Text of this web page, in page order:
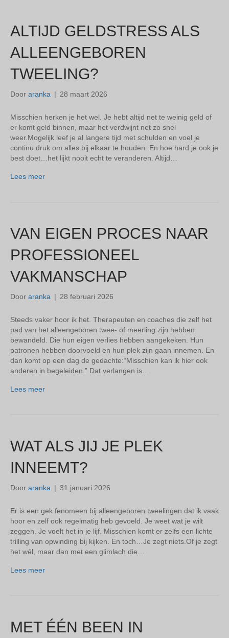
ALTIJD GELDSTRESS ALS
ALLEENGEBOREN
TWEELING?
Door aranka | 28 maart 2026
Misschien herken je het wel. Je hebt altijd net te weinig geld of
er komt geld binnen, maar het verdwijnt net zo snel
weer.Mogelijk leef je al langere tijd met schulden en voel je
continu druk om alles bij elkaar te houden. En hoe hard je ook je
best doet…het lijkt nooit echt te veranderen. Altijd…
Lees meer
VAN EIGEN PROCES NAAR
PROFESSIONEEL
VAKMANSCHAP
Door aranka | 28 februari 2026
Steeds vaker hoor ik het. Therapeuten en coaches die zelf het
pad van het alleengeboren twee- of meerling zijn hebben
bewandeld. Die hun eigen verlies hebben aangekeken. Hun
patronen hebben doorvoeld en hun plek zijn gaan innemen. En
dan komt op een dag de gedachte:“Misschien kan ik hier ook
anderen in begeleiden.” Dat verlangen is…
Lees meer
WAT ALS JIJ JE PLEK
INNEEMT?
Door aranka | 31 januari 2026
Er is een gek fenomeen bij alleengeboren tweelingen dat ik vaak
hoor en zelf ook regelmatig heb gevoeld. Je weet wat je wilt
zeggen. Je voelt het in je lijf. Misschien komt er zelfs een lichte
trilling van opwinding bij kijken. En toch…Je zegt niets.Of je zegt
het wél, maar dan met een glimlach die…
Lees meer
MET ÉÉN BEEN IN